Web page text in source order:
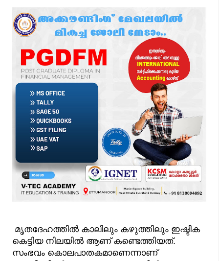
മൃതദേഹത്തിൽ കാലിലും കഴുത്തിലും ഇഷ്ടിക
കെട്ടിയ നിലയില്‍ ആണ് കണ്ടെത്തിയത്.
സംഭവം കൊലപാതകമാണെന്നാണ്